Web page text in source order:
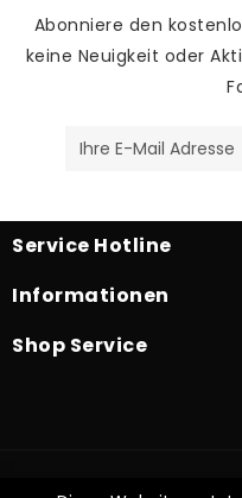
Abonniere den
keine Neuigkeit oder
Service Hotline
Informationen
Shop Service